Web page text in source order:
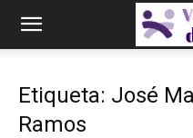
Etiqueta: José
Ramos